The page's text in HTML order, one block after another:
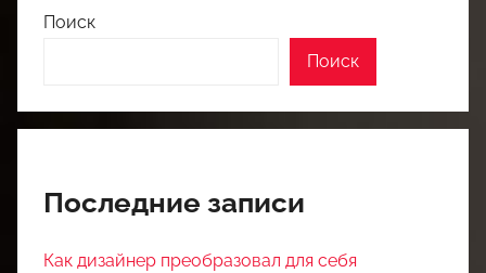
Поиск
Поиск
Последние записи
Как дизайнер преобразовал для себя